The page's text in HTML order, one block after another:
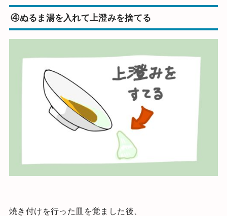
④ぬるま湯を入れて上澄みを捨てる
焼き付けを行った皿を覚ました後、